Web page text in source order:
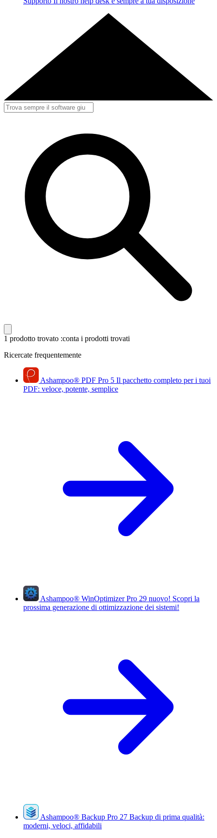
1 prodotto trovato :conta i prodotti trovati
Ricercate frequentemente
Ashampoo® PDF Pro 5 Il pacchetto completo per i tuoi
PDF: veloce, potente, semplice
Ashampoo® WinOptimizer Pro 29 nuovo! Scopri la
prossima generazione di ottimizzazione dei sistemi!
Ashampoo® Backup Pro 27 Backup di prima qualità:
moderni, veloci, affidabili